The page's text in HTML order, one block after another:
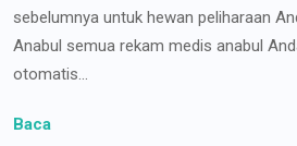
sebelumnya untuk hewan peliharaan
Anabul semua rekam medis anabul
otomatis...
Baca